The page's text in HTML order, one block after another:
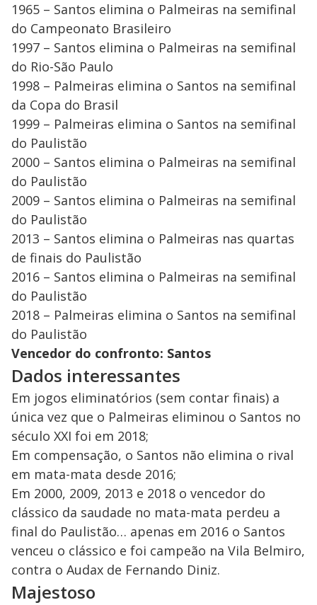
1965 – Santos elimina o Palmeiras na semifinal
do Campeonato Brasileiro
1997 – Santos elimina o Palmeiras na semifinal
do Rio-São Paulo
1998 – Palmeiras elimina o Santos na semifinal
da Copa do Brasil
1999 – Palmeiras elimina o Santos na semifinal
do Paulistão
2000 – Santos elimina o Palmeiras na semifinal
do Paulistão
2009 – Santos elimina o Palmeiras na semifinal
do Paulistão
2013 – Santos elimina o Palmeiras nas quartas
de finais do Paulistão
2016 – Santos elimina o Palmeiras na semifinal
do Paulistão
2018 – Palmeiras elimina o Santos na semifinal
do Paulistão
Vencedor do confronto: Santos
Dados interessantes
Em jogos eliminatórios (sem contar finais) a
única vez que o Palmeiras eliminou o Santos no
século XXI foi em 2018;
Em compensação, o Santos não elimina o rival
em mata-mata desde 2016;
Em 2000, 2009, 2013 e 2018 o vencedor do
clássico da saudade no mata-mata perdeu a
final do Paulistão… apenas em 2016 o Santos
venceu o clássico e foi campeão na Vila Belmiro,
contra o Audax de Fernando Diniz.
Majestoso